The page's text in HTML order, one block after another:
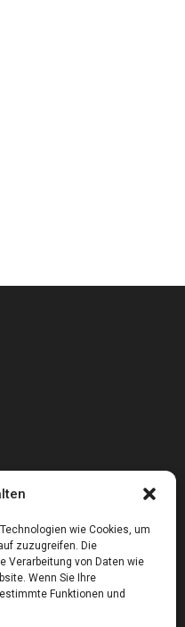
wie Cookies, um
zuzugreifen. Die
Verarbeitung von Daten wie
Wenn Sie Ihre
Funktionen und